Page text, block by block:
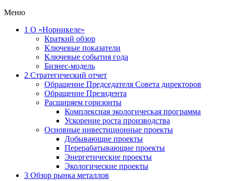
Меню
1 О «Норникеле»
Краткий обзор
Ключевые показатели
Ключевые события года
Бизнес-модель
2 Стратегический отчет
Обращение Председателя Совета директоров
Обращение Президента
Расширяем горизонты
Комплексная экологическая программа
Ускорение роста производства
Основные инвестиционные проекты
Добывающие проекты
Перерабатывающие проекты
Энергетические проекты
Экологические проекты
3 Обзор рынка металлов